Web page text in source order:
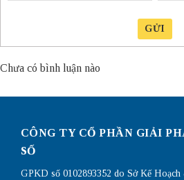
GỬI
Chưa có bình luận nào
CÔNG TY CỔ PHẦN GIẢI
SỐ
GPKD số 0102893352 do Sở Kế